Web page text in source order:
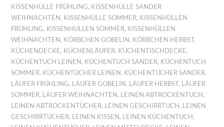
KISSENHÜLLE FRÜHLING, KISSENHÜLLE SANDER
WEIHNACHTEN, KISSENHÜLLE SOMMER, KISSENHÜLLEN
FRÜHLING, KISSENHÜLLEN SOMMER, KISSENHÜLLEN
WEIHNACHTEN, KÖRBCHEN GOBELIN, KÖRBCHEN HERBST,
KÜCHENDECKE, KÜCHENLÄUFER, KÜCHENTISCHDECKE,
KÜCHENTUCH LEINEN, KÜCHENTUCH SANDER, KÜCHENTUCH
SOMMER, KÜCHENTÜCHER LEINEN, KÜCHENTÜCHER SANDER,
LÄUFER FRÜHLING, LÄUFER GOBELIN, LÄUFER HERBST, LÄUFER
SOMMER, LÄUFER WEIHNACHTEN, LEINEN ABTROCKENTUCH,
LEINEN ABTROCKENTÜCHER, LEINEN GESCHIRRTUCH, LEINEN
GESCHIRRTÜCHER, LEINEN KISSEN, LEINEN KÜCHENTUCH,